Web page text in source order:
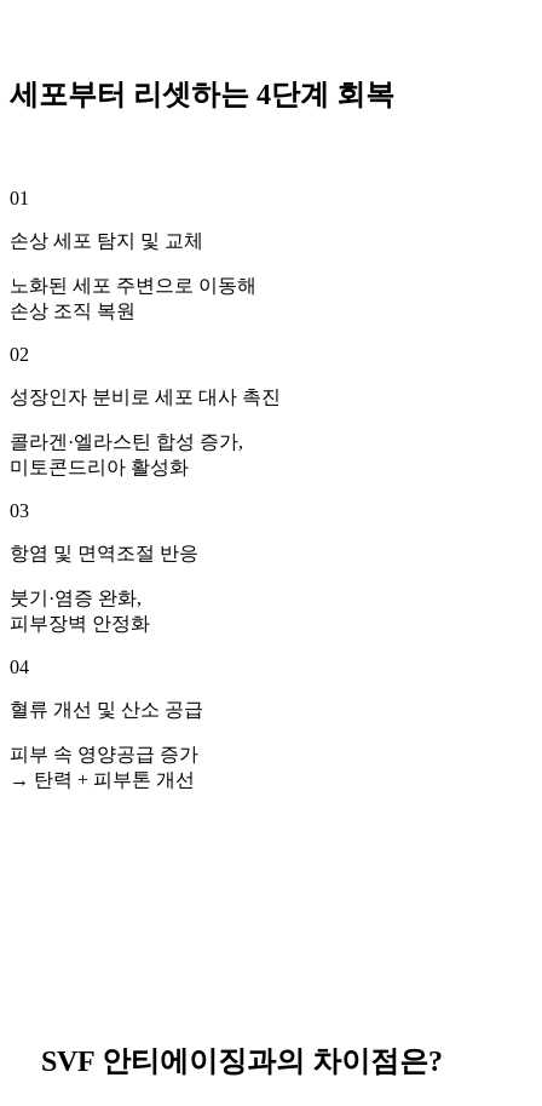
세포부터 리셋하는 4단계 회복
01
손상 세포 탐지 및 교체
노화된 세포 주변으로 이동해
손상 조직 복원
02
성장인자 분비로 세포 대사 촉진
콜라겐·엘라스틴 합성 증가,
미토콘드리아 활성화
03
항염 및 면역조절 반응
붓기·염증 완화,
피부장벽 안정화
04
혈류 개선 및 산소 공급
피부 속 영양공급 증가
→ 탄력 + 피부톤 개선
SVF 안티에이징과의 차이점은?